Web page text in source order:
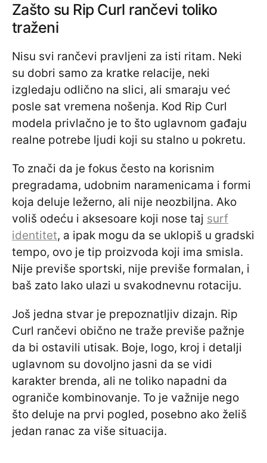
Zašto su Rip Curl rančevi toliko
traženi
Nisu svi rančevi pravljeni za isti ritam. Neki
su dobri samo za kratke relacije, neki
izgledaju odlično na slici, ali smaraju već
posle sat vremena nošenja. Kod Rip Curl
modela privlačno je to što uglavnom gađaju
realne potrebe ljudi koji su stalno u pokretu.
To znači da je fokus često na korisnim
pregradama, udobnim naramenicama i formi
koja deluje ležerno, ali nije neozbiljna. Ako
voliš odeću i aksesoare koji nose taj surf
identitet, a ipak mogu da se uklopiš u gradski
tempo, ovo je tip proizvoda koji ima smisla.
Nije previše sportski, nije previše formalan, i
baš zato lako ulazi u svakodnevnu rotaciju.
Još jedna stvar je prepoznatljiv dizajn. Rip
Curl rančevi obično ne traže previše pažnje
da bi ostavili utisak. Boje, logo, kroj i detalji
uglavnom su dovoljno jasni da se vidi
karakter brenda, ali ne toliko napadni da
ograniče kombinovanje. To je važnije nego
što deluje na prvi pogled, posebno ako želiš
jedan ranac za više situacija.